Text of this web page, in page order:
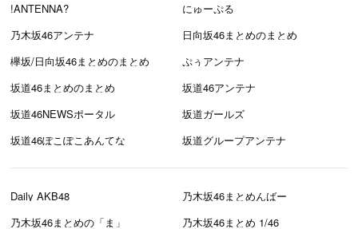
!ANTENNA?
にゅーぷる
乃木坂46アンテナ
日向坂46まとめのまとめ
欅坂/日向坂46まとめのまとめ
ぷぅアンテナ
坂道46まとめのまとめ
坂道46アンテナ
坂道46NEWSポータル
坂道ガールズ
坂道46ぽこぽこあんてな
坂道グループアンテナ
Daily AKB48
乃木坂46まとめんばー
乃木坂46まとめの「ま」
乃木坂46まとめ 1/46